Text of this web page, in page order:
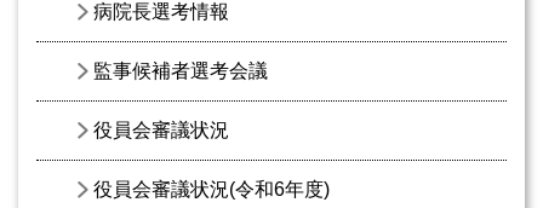
病院長選考情報
監事候補者選考会議
役員会審議状況
役員会審議状況(令和6年度)